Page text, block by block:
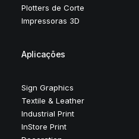
Plotters de Corte
Impressoras 3D
Aplicações
Sign Graphics
Textile & Leather
Industrial Print
InStore Print